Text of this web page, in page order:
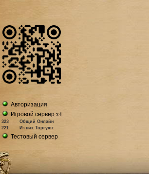
Авторизация
Игровой сервер x4
323
Общий Онлайн
221
Из них Торгуют
Тестовый сервер